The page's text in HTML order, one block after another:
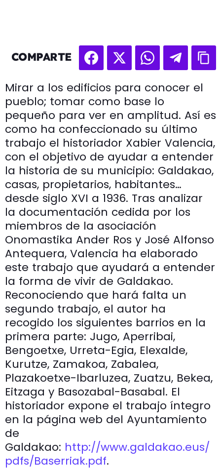
COMPARTE
Mirar a los edificios para conocer el
pueblo; tomar como base lo
pequeño para ver en amplitud. Así es
como ha confeccionado su último
trabajo el historiador Xabier Valencia,
con el objetivo de ayudar a entender
la historia de su municipio: Galdakao,
casas, propietarios, habitantes…
desde siglo XVI a 1936. Tras analizar
la documentación cedida por los
miembros de la asociación
Onomastika Ander Ros y José Alfonso
Antequera, Valencia ha elaborado
este trabajo que ayudará a entender
la forma de vivir de Galdakao.
Reconociendo que hará falta un
segundo trabajo, el autor ha
recogido los siguientes barrios en la
primera parte: Jugo, Aperribai,
Bengoetxe, Urreta-Egia, Elexalde,
Kurutze, Zamakoa, Zabalea,
Plazakoetxe-Ibarluzea, Zuatzu, Bekea,
Eitzaga y Basozabal-Basabal. El
historiador expone el trabajo íntegro
en la página web del Ayuntamiento
de
Galdakao: http://www.galdakao.eus/
pdfs/Baserriak.pdf.